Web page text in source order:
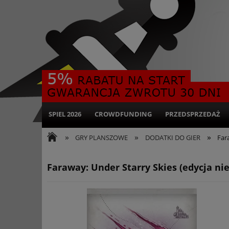
SPIEL 2026 CROWDFUNDING PRZEDSPRZEDAŻ
» GRY PLANSZOWE » DODATKI DO GIER »
Faraway: Under Starry Skies (edycja